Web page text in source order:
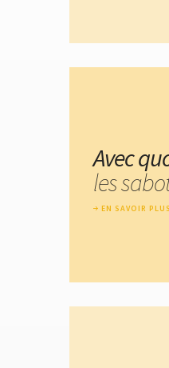
Avec
les
EN SAVOIR PLUS